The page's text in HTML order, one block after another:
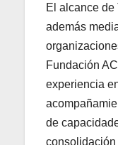
El alcance de
además
Fundación
experiencia
de